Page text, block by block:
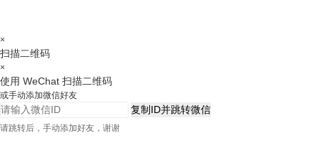
×
扫描二维码
×
使用 WeChat 扫描二维码
或手动添加微信好友
复制ID并跳转微信
请跳转后，手动添加好友，谢谢